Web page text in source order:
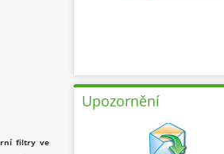
filtry ve
Upozornění